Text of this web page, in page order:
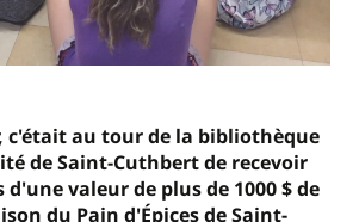
c'était au tour de la bibliothèque
de Saint-Cuthbert de recevoir
valeur de plus de 1000 $ de
du Pain d'Épices de Saint-